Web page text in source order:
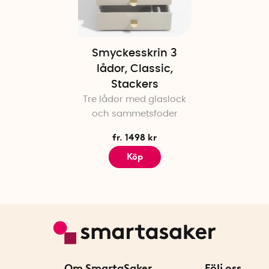
Smyckesskrin 3
lådor, Classic,
Stackers
Tre lådor med glaslock
och sammetsfoder
fr. 1498 kr
Köp